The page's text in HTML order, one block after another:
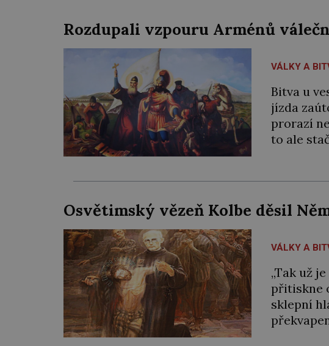
Rozdupali vzpouru Arménů
VÁLKY A
Bitva u
jízda
prorazí
to ale
Arménie
tak roku
Osvětimský vězeň Kolbe děsil
VÁLKY A
„Tak už
přitiskne
sklepní